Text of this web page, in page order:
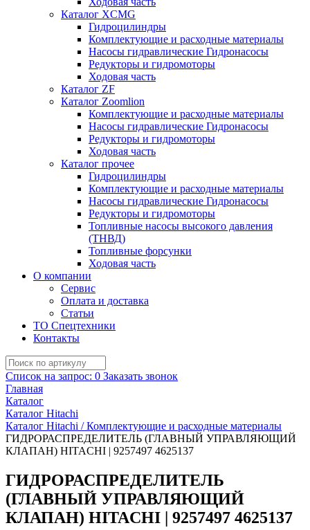
Каталог XCMG
Гидроцилиндры
Комплектующие и расходные материалы
Насосы гидравлические Гидронасосы
Редукторы и гидромоторы
Ходовая часть
Каталог ZF
Каталог Zoomlion
Комплектующие и расходные материалы
Насосы гидравлические Гидронасосы
Редукторы и гидромоторы
Ходовая часть
Каталог прочее
Гидроцилиндры
Комплектующие и расходные материалы
Насосы гидравлические Гидронасосы
Редукторы и гидромоторы
Топливные насосы высокого давления
(ТНВД)
Топливные форсунки
Ходовая часть
О компании
Сервис
Оплата и доставка
Статьи
ТО Спецтехники
Контакты
Список на запрос: 0 Заказать звонок
Главная
Каталог
Каталог Hitachi
Каталог Hitachi / Комплектующие и расходные материалы
ГИДРОРАСПРЕДЕЛИТЕЛЬ (ГЛАВНЫЙ УПРАВЛЯЮЩИЙ
КЛАПАН) HITACHI | 9257497 4625137
ГИДРОРАСПРЕДЕЛИТЕЛЬ
(ГЛАВНЫЙ УПРАВЛЯЮЩИЙ
КЛАПАН) HITACHI | 9257497 4625137